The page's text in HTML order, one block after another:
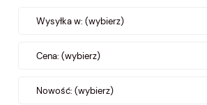
Wysyłka w: (wybierz)
Cena: (wybierz)
Nowość: (wybierz)